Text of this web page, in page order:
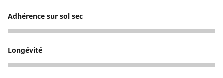
Adhérence sur sol sec
5
Longévité
3